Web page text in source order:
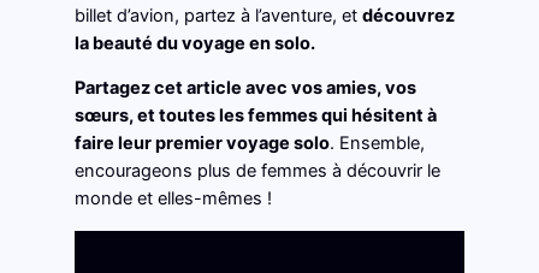
billet d’avion, partez à l’aventure, et découvrez
la beauté du voyage en solo.
Partagez cet article avec vos amies, vos
sœurs, et toutes les femmes qui hésitent à
faire leur premier voyage solo. Ensemble,
encourageons plus de femmes à découvrir le
monde et elles-mêmes !